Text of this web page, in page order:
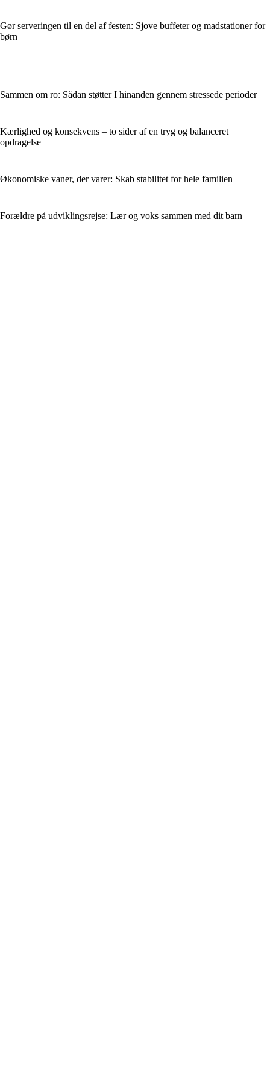
Gør serveringen til en del af festen: Sjove buffeter og madstationer for
børn
Sammen om ro: Sådan støtter I hinanden gennem stressede perioder
Kærlighed og konsekvens – to sider af en tryg og balanceret
opdragelse
Økonomiske vaner, der varer: Skab stabilitet for hele familien
Forældre på udviklingsrejse: Lær og voks sammen med dit barn